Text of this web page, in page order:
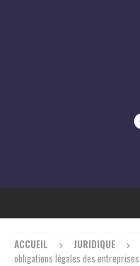
ACCUEIL JURIDIQUE
obligations légales des entreprises